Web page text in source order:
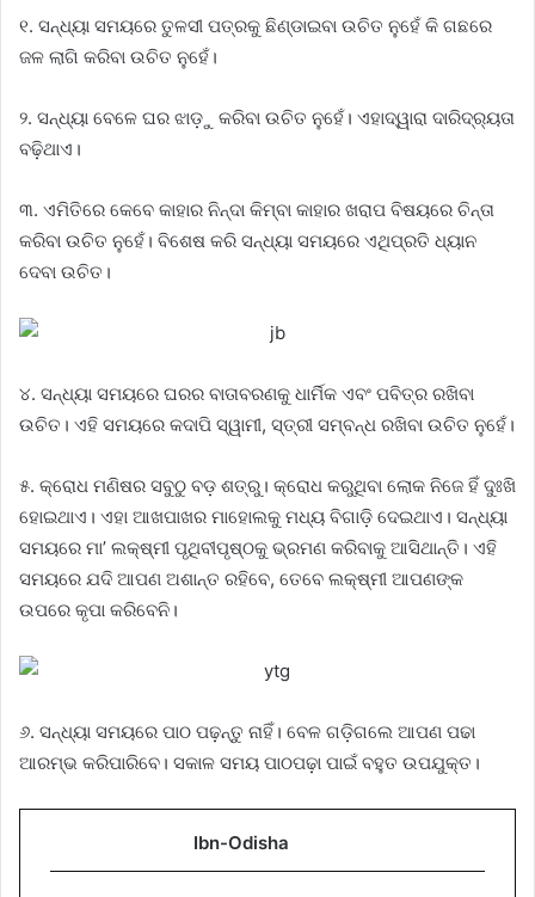
୧. ସନ୍ଧ୍ୟା ସମୟରେ ତୁଳସୀ ପତ୍ରକୁ ଛିଣ୍ଡାଇବା ଉଚିତ ନୁହେଁ କି ଗଛରେ
ଜଳ ଲାଗି କରିବା ଉଚିତ ନୁହେଁ।
୨. ସନ୍ଧ୍ୟା ବେଳେ ଘର ଝାଡ଼ୁ କରିବା ଉଚିତ ନୁହେଁ। ଏହାଦ୍ୱାରା ଦାରିଦ୍ର୍ୟତା
ବଢ଼ିଥାଏ।
୩. ଏମିତିରେ କେବେ କାହାର ନିନ୍ଦା କିମ୍ବା କାହାର ଖରାପ ବିଷୟରେ ଚିନ୍ତା
କରିବା ଉଚିତ ନୁହେଁ। ବିଶେଷ କରି ସନ୍ଧ୍ୟା ସମୟରେ ଏଥିପ୍ରତି ଧ୍ୟାନ
ଦେବା ଉଚିତ।
୪. ସନ୍ଧ୍ୟା ସମୟରେ ଘରର ବାତାବରଣକୁ ଧାର୍ମିକ ଏବଂ ପବିତ୍ର ରଖିବା
ଉଚିତ। ଏହି ସମୟରେ କଦାପି ସ୍ୱାମୀ, ସ୍ତ୍ରୀ ସମ୍ବନ୍ଧ ରଖିବା ଉଚିତ ନୁହେଁ।
୫. କ୍ରୋଧ ମଣିଷର ସବୁଠୁ ବଡ଼ ଶତ୍ରୁ। କ୍ରୋଧ କରୁଥିବା ଲୋକ ନିଜେ ହିଁ ଦୁଃଖି
ହୋଇଥାଏ। ଏହା ଆଖପାଖର ମାହୋଲକୁ ମଧ୍ୟ ବିଗାଡ଼ି ଦେଇଥାଏ। ସନ୍ଧ୍ୟା
ସମୟରେ ମା’ ଲକ୍ଷ୍ମୀ ପୃଥିବୀପୃଷ୍ଠକୁ ଭ୍ରମଣ କରିବାକୁ ଆସିଥାନ୍ତି। ଏହି
ସମୟରେ ଯଦି ଆପଣ ଅଶାନ୍ତ ରହିବେ, ତେବେ ଲକ୍ଷ୍ମୀ ଆପଣଙ୍କ
ଉପରେ କୃପା କରିବେନି।
୬. ସନ୍ଧ୍ୟା ସମୟରେ ପାଠ ପଢ଼ନ୍ତୁ ନାହିଁ। ବେଳ ଗଡ଼ିଗଲେ ଆପଣ ପଢା
ଆରମ୍ଭ କରିପାରିବେ। ସକାଳ ସମୟ ପାଠପଢ଼ା ପାଇଁ ବହୁତ ଉପଯୁକ୍ତ।
Ibn-Odisha